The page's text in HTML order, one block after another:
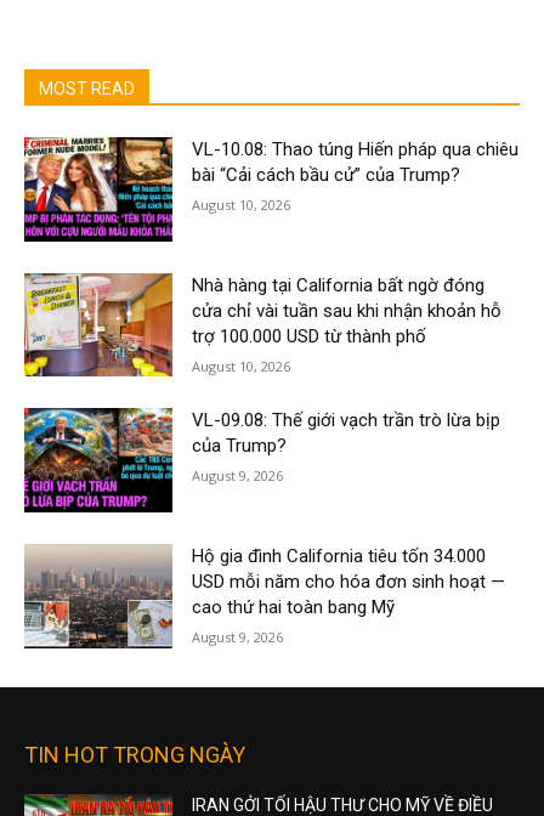
MOST READ
VL-10.08: Thao túng Hiến pháp qua chiêu
bài “Cải cách bầu cử” của Trump?
August 10, 2026
Nhà hàng tại California bất ngờ đóng
cửa chỉ vài tuần sau khi nhận khoản hỗ
trợ 100.000 USD từ thành phố
August 10, 2026
VL-09.08: Thế giới vạch trần trò lừa bịp
của Trump?
August 9, 2026
Hộ gia đình California tiêu tốn 34.000
USD mỗi năm cho hóa đơn sinh hoạt —
cao thứ hai toàn bang Mỹ
August 9, 2026
TIN HOT TRONG NGÀY
IRAN GỞI TỐI HẬU THƯ CHO MỸ VỀ ĐIỀU